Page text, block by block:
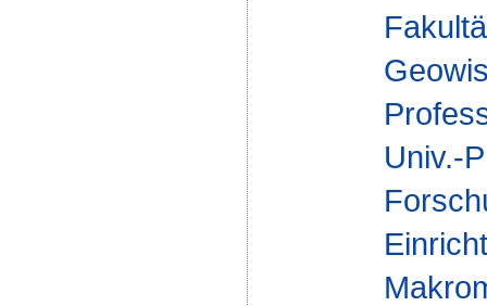
Univ.-